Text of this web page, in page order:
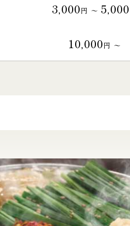
3,000円 〜 5,000
10,000円 〜